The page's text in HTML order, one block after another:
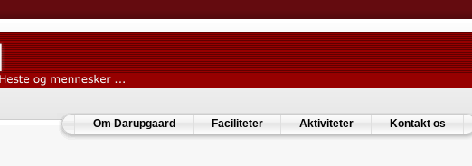
Om Darupgaard Faciliteter Aktiviteter Kontakt os